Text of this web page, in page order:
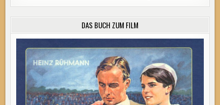
DAS BUCH ZUM FILM